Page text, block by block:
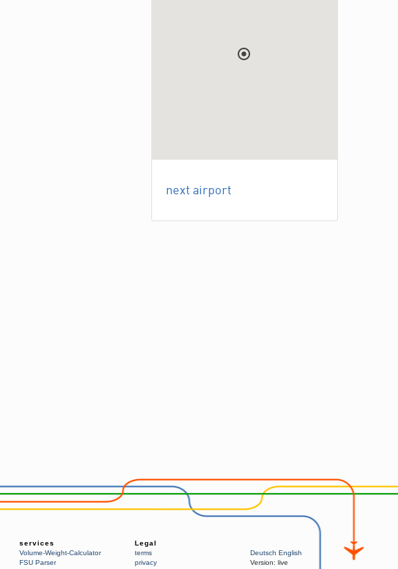
next airport
services
Volume-Weight-Calculator
FSU Parser
Legal
terms
privacy
Deutsch English
Version: live